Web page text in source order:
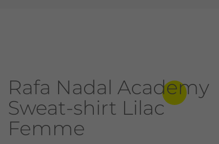
Rafa Nadal Academy
Sweat-shirt Lilac
Femme